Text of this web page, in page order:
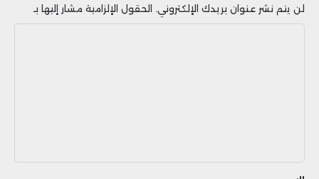
لن يتم نشر عنوان بريدك الإلكتروني. الحقول الإلزامية مشار إليها بـ
ق